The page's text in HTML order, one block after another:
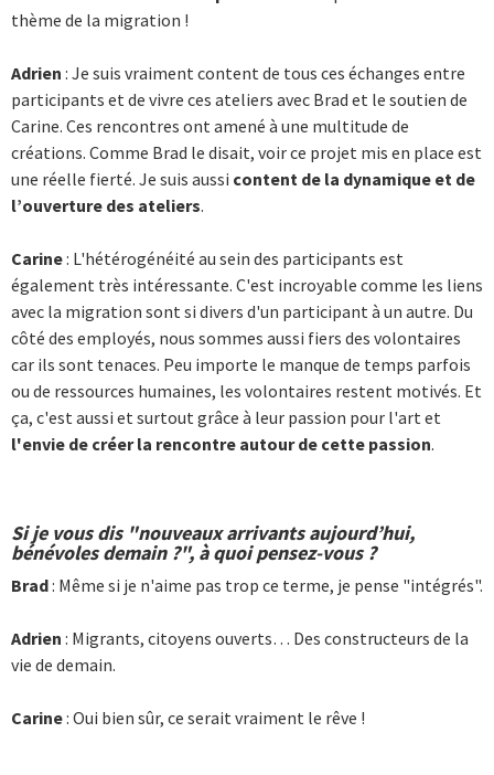
thème de la migration !
Adrien : Je suis vraiment content de tous ces échanges entre
participants et de vivre ces ateliers avec Brad et le soutien de
Carine. Ces rencontres ont amené à une multitude de
créations. Comme Brad le disait, voir ce projet mis en place est
une réelle fierté. Je suis aussi content de la dynamique et de
l’ouverture des ateliers.
Carine: L'hétérogénéité au sein des participants est
également très intéressante. C'est incroyable comme les liens
avec la migration sont si divers d'un participant à un autre. Du
côté des employés, nous sommes aussi fiers des volontaires
car ils sont tenaces. Peu importe le manque de temps parfois
ou de ressources humaines, les volontaires restent motivés. Et
ça, c'est aussi et surtout grâce à leur passion pour l'art et
l'envie de créer la rencontre autour de cette passion.
Si je vous dis "nouveaux arrivants aujourd’hui,
bénévoles demain ?", à quoi pensez-vous ?
Brad: Même si je n'aime pas trop ce terme, je pense "intégrés".
Adrien : Migrants, citoyens ouverts… Des constructeurs de la
vie de demain.
Carine: Oui bien sûr, ce serait vraiment le rêve !